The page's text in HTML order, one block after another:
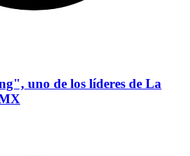
uno de los líderes de La